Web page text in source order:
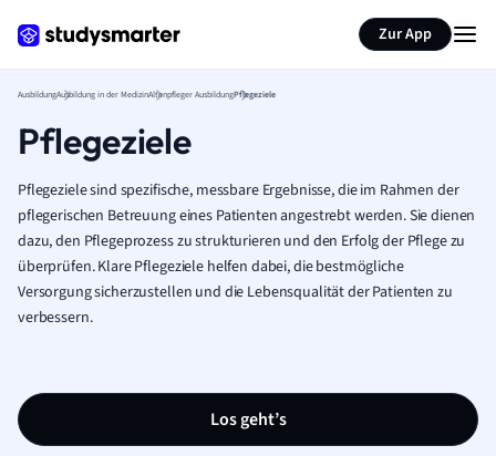
Zur App
AusbildungAusbildung in der MedizinAltenpfleger AusbildungPflegeziele
Pflegeziele
Pflegeziele sind spezifische, messbare Ergebnisse, die im Rahmen der
pflegerischen Betreuung eines Patienten angestrebt werden. Sie dienen
dazu, den Pflegeprozess zu strukturieren und den Erfolg der Pflege zu
überprüfen. Klare Pflegeziele helfen dabei, die bestmögliche
Versorgung sicherzustellen und die Lebensqualität der Patienten zu
verbessern.
Los geht’s